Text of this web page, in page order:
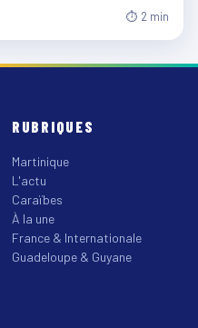
⏱ 2 min
RUBRIQUES
Martinique
L'actu
Caraïbes
À la une
France & Internationale
Guadeloupe & Guyane